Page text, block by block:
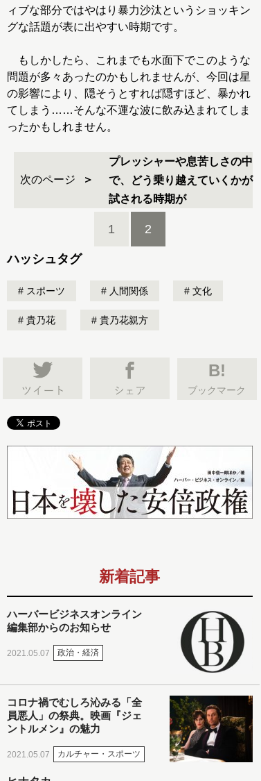
ィブな部分ではやはり暴力沙汰というショッキン
グな話題が表に出やすい時期です。
もしかしたら、これまでも水面下でこのような
問題が多々あったのかもしれませんが、今回は星
の影響により、隠そうとすれば隠すほど、暴かれ
てしまう……そんな不運な波に飲み込まれてしま
ったかもしれません。
次のページ
プレッシャーや息苦しさの中
で、どう乗り越えていくかが
試される時期が
1 2
ハッシュタグ
スポーツ 人間関係 文化
貴乃花 貴乃花親方
B!
ブックマーク
新着記事
ハーバービジネスオンライン
編集部からのお知らせ
2021.05.07 政治・経済
コロナ禍でむしろ沁みる「全
員悪人」の祭典。映画『ジェ
ントルメン』の魅力
2021.05.07 カルチャー・スポーツ